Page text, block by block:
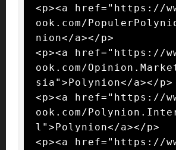
<p><a href="https://
ook.com/
nion</a></p>
<p><a href="https://
ook.com/
sia">Polynion</a></p>
<p><a href="https://
ook.com/
l">Polynion</a></p>
<p><a href="https://